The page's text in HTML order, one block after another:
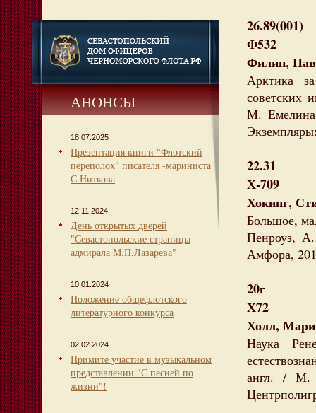
АНОНСЫ
18.07.2025
Презентация книги "Флотский
переполох" писателя -мариниста
С.Ниткова
12.11.2024
День открытых дверей
"Севастопольские страницы
адмирала М.П.Лазарева"
10.01.2024
Положение общефлотского
литературного конкурса
02.02.2024
Примите участие в музыкальном
представлении "С песней по
жизни"!
26.89(001)
Ф532
Филин,
Арктика
советских
М.
22.31
Х-709
Хокинг,
Большое,
Пенроуз,
Амфора,
20г
Х72
Холл,
Наука
англ. /